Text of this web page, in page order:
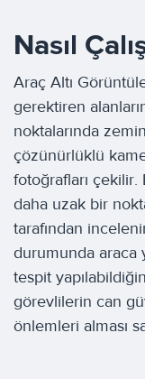
Nasıl
Araç Altı
gerektiren
noktalarında
çözünürlüklü
fotoğrafları
daha uzak bir
tarafından
durumunda araca
tespit
görevlilerin can
önlemleri alması